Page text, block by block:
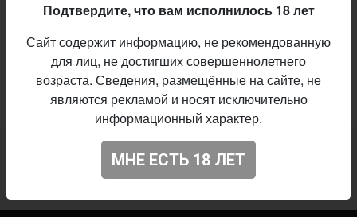
Frutaria
Sour - Fruited Gose • 6,0% ABV •
Не нашли ваш бар или магазин в каталоге?
ДОБАВЬТЕ ЗАВЕДЕНИЕ
Подтвердите, что вам исполнилось 18 лет
Сайт содержит информацию, не рекомендованную
для лиц, не достигших совершеннолетнего
возраста. Сведения, размещённые на сайте, не
являются рекламой и носят исключительно
информационный характер.
МНЕ ЕСТЬ 18 ЛЕТ